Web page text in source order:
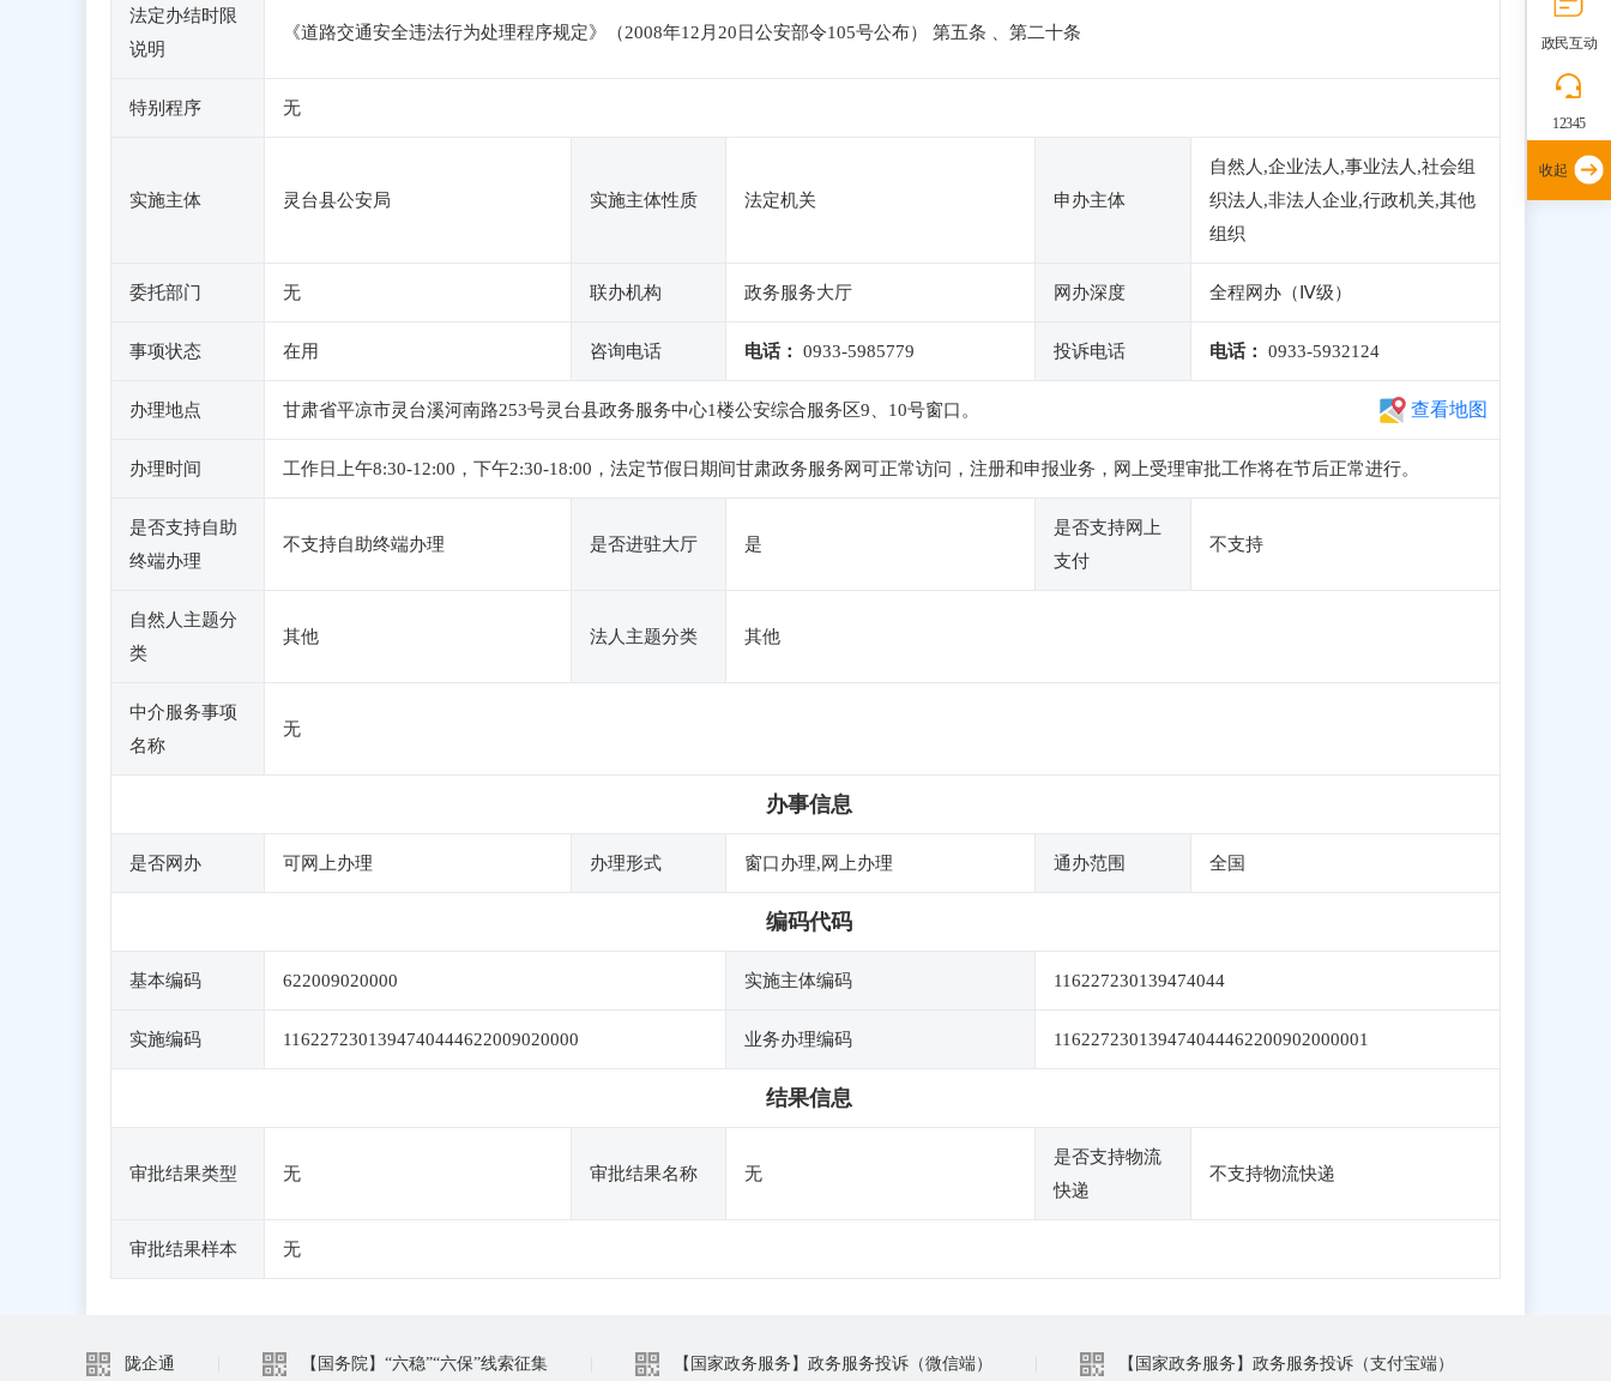
法定办结时限
说明
《道路交通安全违法行为处理程序规定》（2008年12月20日公安部令105号公布） 第五条 、第二十条
特别程序 无
实施主体 灵台县公安局 实施主体性质 法定机关 申办主体
自然人,企业法人,事业法人,社会组
织法人,非法人企业,行政机关,其他
组织
委托部门 无 联办机构 政务服务大厅 网办深度 全程网办（Ⅳ级）
事项状态 在用 咨询电话 电话： 0933-5985779 投诉电话 电话： 0933-5932124
办理地点 甘肃省平凉市灵台溪河南路253号灵台县政务服务中心1楼公安综合服务区9、10号窗口。 查看地图
办理时间 工作日上午8:30-12:00，下午2:30-18:00，法定节假日期间甘肃政务服务网可正常访问，注册和申报业务，网上受理审批工作将在节后正常进行。
是否支持自助
终端办理
不支持自助终端办理 是否进驻大厅 是
是否支持网上
支付
不支持
自然人主题分
类
其他 法人主题分类 其他
中介服务事项
名称
无
办事信息
是否网办 可网上办理 办理形式 窗口办理,网上办理 通办范围 全国
编码代码
基本编码 622009020000 实施主体编码 116227230139474044
实施编码 1162272301394740444622009020000 业务办理编码 116227230139474044462200902000001
结果信息
审批结果类型 无 审批结果名称 无
是否支持物流
快递
不支持物流快递
审批结果样本 无
陇企通 【国务院】“六稳”“六保”线索征集 【国家政务服务】政务服务投诉（微信端） 【国家政务服务】政务服务投诉（支付宝端）
政民互动
12345
收起